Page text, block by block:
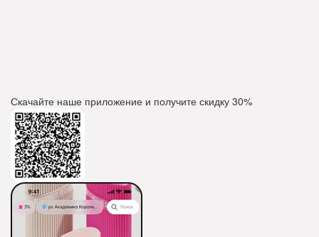
Скачайте наше приложение и получите скидку 30%